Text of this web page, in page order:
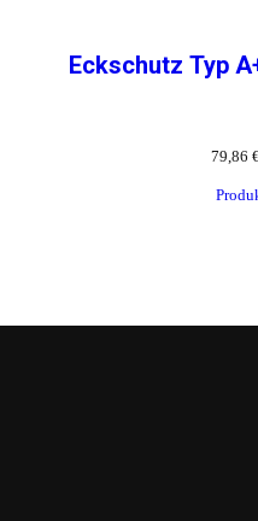
Eckschutz Typ
79,86